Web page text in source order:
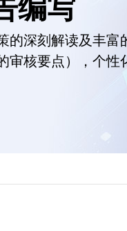
编写
的深刻解读及丰富
审核要点），个性